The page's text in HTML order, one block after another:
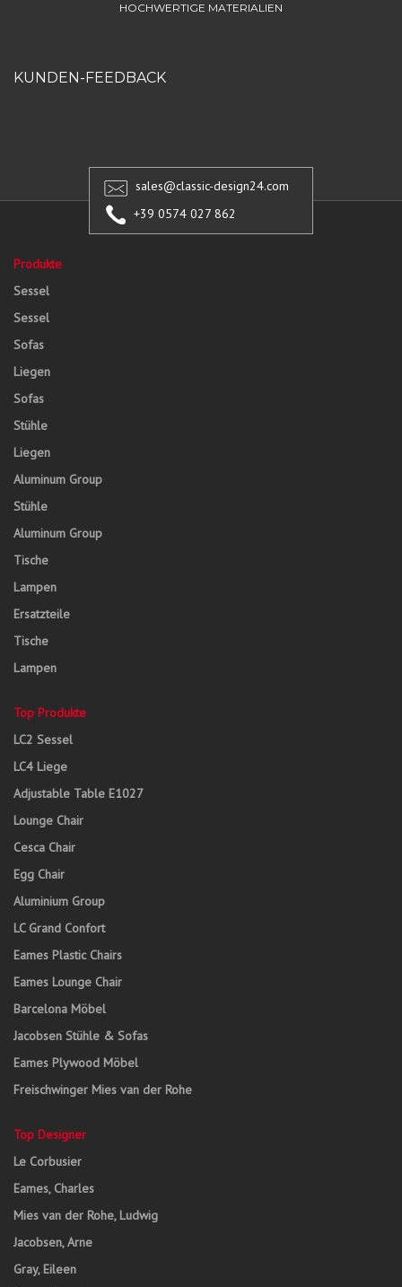
HOCHWERTIGE MATERIALIEN
KUNDEN-FEEDBACK
sales@classic-design24.com
+39 0574 027 862
Produkte
Sessel
Sessel
Sofas
Liegen
Sofas
Stühle
Liegen
Aluminum Group
Stühle
Aluminum Group
Tische
Lampen
Ersatzteile
Tische
Lampen
Top Produkte
LC2 Sessel
LC4 Liege
Adjustable Table E1027
Lounge Chair
Cesca Chair
Egg Chair
Aluminium Group
LC Grand Confort
Eames Plastic Chairs
Eames Lounge Chair
Barcelona Möbel
Jacobsen Stühle & Sofas
Eames Plywood Möbel
Freischwinger Mies van der Rohe
Top Designer
Le Corbusier
Eames, Charles
Mies van der Rohe, Ludwig
Jacobsen, Arne
Gray, Eileen